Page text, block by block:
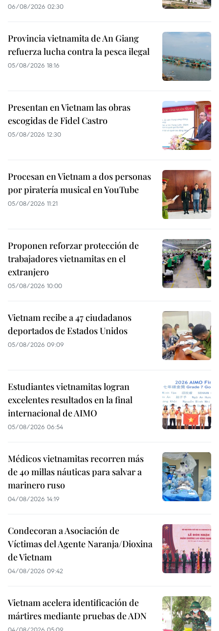
06/08/2026 02:30
Provincia vietnamita de An Giang
refuerza lucha contra la pesca ilegal
05/08/2026 18:16
Presentan en Vietnam las obras
escogidas de Fidel Castro
05/08/2026 12:30
Procesan en Vietnam a dos personas
por piratería musical en YouTube
05/08/2026 11:21
Proponen reforzar protección de
trabajadores vietnamitas en el
extranjero
05/08/2026 10:00
Vietnam recibe a 47 ciudadanos
deportados de Estados Unidos
05/08/2026 09:09
Estudiantes vietnamitas logran
excelentes resultados en la final
internacional de AIMO
05/08/2026 06:54
Médicos vietnamitas recorren más
de 40 millas náuticas para salvar a
marinero ruso
04/08/2026 14:19
Condecoran a Asociación de
Víctimas del Agente Naranja/Dioxina
de Vietnam
04/08/2026 09:42
Vietnam acelera identificación de
mártires mediante pruebas de ADN